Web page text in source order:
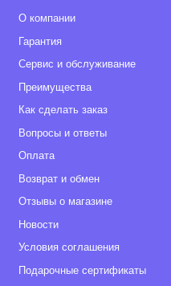
О компании
Гарантия
Сервис и обслуживание
Преимущества
Как сделать заказ
Вопросы и ответы
Оплата
Возврат и обмен
Отзывы о магазине
Новости
Условия соглашения
Подарочные сертификаты